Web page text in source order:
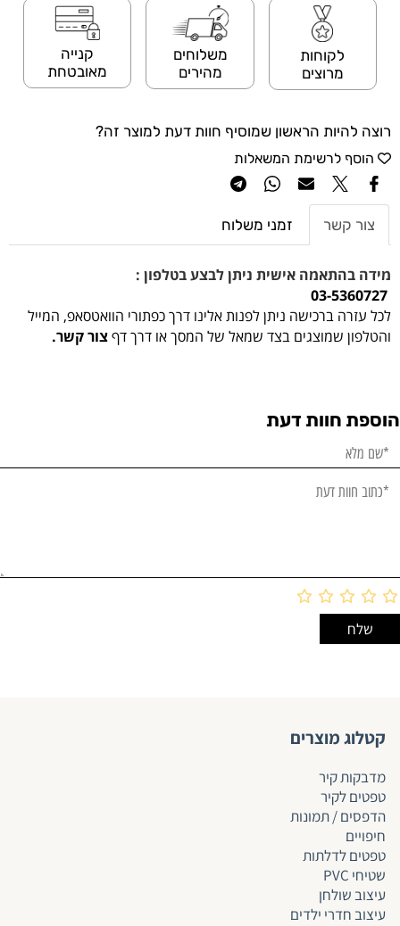
לקוחות
מרוצים
משלוחים
מהירים
קנייה
מאובטחת
רוצה להיות הראשון שמוסיף חוות דעת למוצר זה?
הוסף לרשימת המשאלות
צור קשר זמני משלוח
מידה בהתאמה אישית ניתן לבצע בטלפון :
03-5360727
לכל עזרה ברכישה ניתן לפנות אלינו דרך כפתורי הוואטסאפ, המייל
והטלפון שמוצגים בצד שמאל של המסך או דרך דףצור קשר.
הוספת חוות דעת
קטלוג מוצרים
מדבקות קיר
טפטים לקיר
הדפסים / תמונות
חיפויים
טפטים לדלתות
שטיחי PVC
עיצוב שולחן
עיצוב חדרי ילדים